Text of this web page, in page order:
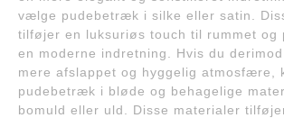
vælge pudebetræk i silke eller satin.
tilføjer en luksuriøs touch til rummet og
en moderne indretning. Hvis du
mere afslappet og hyggelig atmosfære,
pudebetræk i bløde og behagelige
bomuld eller uld. Disse materialer